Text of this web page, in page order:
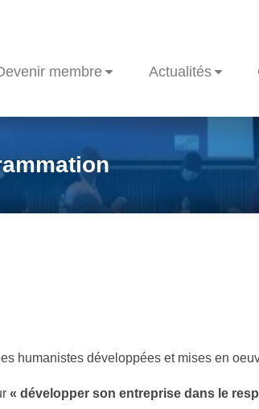
membre Actualités
humanistes développées et mises en
« développer son entreprise dans le